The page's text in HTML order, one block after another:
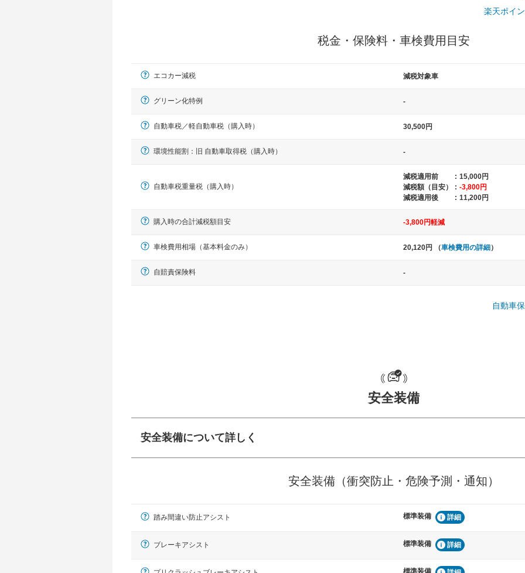
一般的な車体のサイズの目安
N-BOX、ワゴンR、タント、アルト など
ノア、セレナ、プリウス、カローラ、ステ
大型車
クラウン、
ハイエース
一般的な荷物のサイズの目安
楽天ポイ
税金・保険料・車検費用目安
エコカー減税 減税対象車
グリーン化特例 -
自動車税／軽自動車税（購入時） 30,500円
環境性能割：旧 自動車取得税（購入時） -
自動車税重量税（購入時）
減税適用前 : 15,000円
減税額（目安）
: -3,800円
減税適用後
: 11,200円
購入時の合計減税額目安 -3,800円軽減
車検費用相場（基本料金のみ） 20,120円 （車検費用の詳細 ）
自賠責保険料 -
自動車
安全装備
安全装備について詳しく
前走車や歩行者との衝突を回避するプリクラッシュブレ
ーキアシスト、ABSなどが装備されています。
見えにくい場所に潜む
テムなどが装備されて
車線逸脱防止
プアシストなどが装備されています
車間距離制御
ブ・クルーズ・コント
安全装備（衝突防止・危険予測・通知）
踏み間違い防止アシスト 標準装備 詳細
ブレーキアシスト 標準装備 詳細